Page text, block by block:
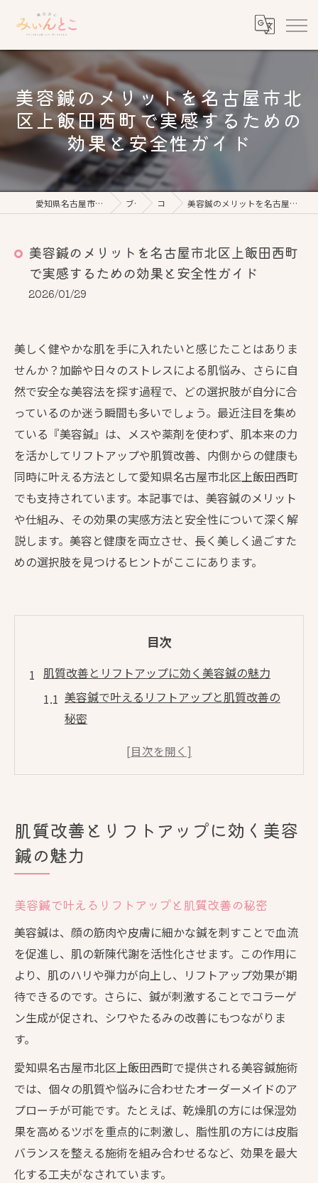
美容鍼のメリットを名古屋市北
区上飯田西町で実感するための
効果と安全性ガイド
愛知県名古屋市の美容鍼なら鍼灸美心みぃんとこ ブログ コラム 美容鍼のメリットを名古屋市北区上飯田西町で実感するための効果と安全性ガイド
美容鍼のメリットを名古屋市北区上飯田西町
で実感するための効果と安全性ガイド
2026/01/29
美しく健やかな肌を手に入れたいと感じたことはありま
せんか？加齢や日々のストレスによる肌悩み、さらに自
然で安全な美容法を探す過程で、どの選択肢が自分に合
っているのか迷う瞬間も多いでしょう。最近注目を集め
ている『美容鍼』は、メスや薬剤を使わず、肌本来の力
を活かしてリフトアップや肌質改善、内側からの健康も
同時に叶える方法として愛知県名古屋市北区上飯田西町
でも支持されています。本記事では、美容鍼のメリット
や仕組み、その効果の実感方法と安全性について深く解
説します。美容と健康を両立させ、長く美しく過ごすた
めの選択肢を見つけるヒントがここにあります。
目次
肌質改善とリフトアップに効く美容鍼の魅力
美容鍼で叶えるリフトアップと肌質改善の
秘密
美容鍼が持つ自然な若返り効果の理由とは
説
美容鍼で小顔を目指す方へのポイント紹介
美容鍼の効果を実感しやすい施術の流れと
は
美容鍼で肌質が変化する実感はどこにあ
る？
一回の美容鍼でも得られる変化とその実際
美容鍼で得られるリフトアップ効果の体感
自然な美しさを追求するなら美容鍼が最適
美容鍼が叶える自然なエイジングケアの特
徴
美容鍼と他の美容法の違いを徹底比較
自然な美肌を保つための美容鍼活用術
肌質改善とリフトアップに効く美容
鍼の魅力
美容鍼で叶えるリフトアップと肌質改善の秘密
美容鍼は、顔の筋肉や皮膚に細かな鍼を刺すことで血流
を促進し、肌の新陳代謝を活性化させます。この作用に
より、肌のハリや弾力が向上し、リフトアップ効果が期
待できるのです。さらに、鍼が刺激することでコラーゲ
ン生成が促され、シワやたるみの改善にもつながりま
す。
愛知県名古屋市北区上飯田西町で提供される美容鍼施術
では、個々の肌質や悩みに合わせたオーダーメイドのア
プローチが可能です。たとえば、乾燥肌の方には保湿効
果を高めるツボを重点的に刺激し、脂性肌の方には皮脂
バランスを整える施術を組み合わせるなど、効果を最大
化する工夫がなされています。